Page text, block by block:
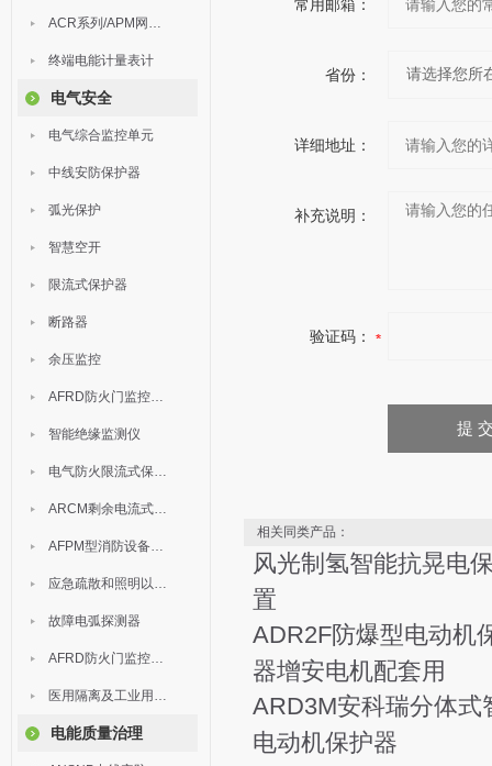
ACR系列/APM网络电力仪表
终端电能计量表计
电气安全
电气综合监控单元
中线安防保护器
弧光保护
智慧空开
限流式保护器
断路器
余压监控
AFRD防火门监控模块
智能绝缘监测仪
电气防火限流式保护器
ARCM剩余电流式电气火灾监控装置
AFPM型消防设备电源监控系统
应急疏散和照明以及灯具
故障电弧探测器
AFRD防火门监控系统
医用隔离及工业用电绝缘检测
电能质量治理
常用邮箱：
省份：
详细地址：
补充说明：
验证码：
相关同类产品：
风光制氢智能抗晃电
置
ADR2F防爆型电动机
器增安电机配套用
ARD3M安科瑞分体式
电动机保护器